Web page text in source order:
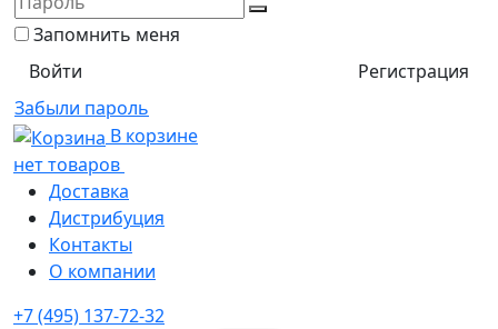
Запомнить меня
Регистрация
Забыли пароль
В корзине
нет товаров
Доставка
Дистрибуция
Контакты
О компании
+7 (495) 137-72-32